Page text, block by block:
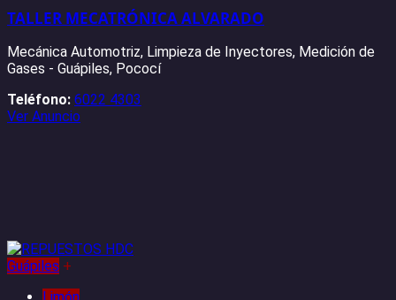
TALLER MECATRÓNICA ALVARADO
Mecánica Automotriz, Limpieza de Inyectores, Medición de
Gases - Guápiles, Pococí
Teléfono: 6022 4303
Ver Anuncio
Guápiles +
Limón